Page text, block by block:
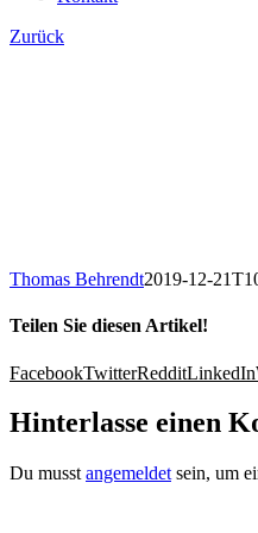
Zurück
Thomas Behrendt2019-12-
Teilen Sie diesen Artikel!
FacebookTwitterRedditLinkedIn
Hinterlasse einen
Du musst angemeldet sein, um